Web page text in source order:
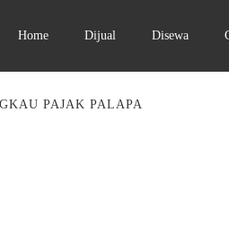
Home Dijual Disewa
PAJAK PALAPA